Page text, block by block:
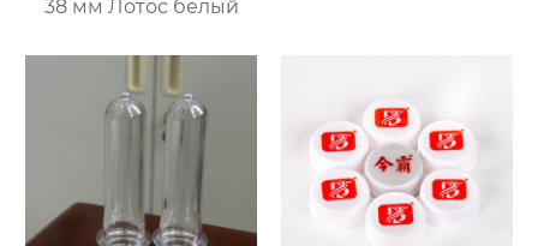
38 мм Лотос белый